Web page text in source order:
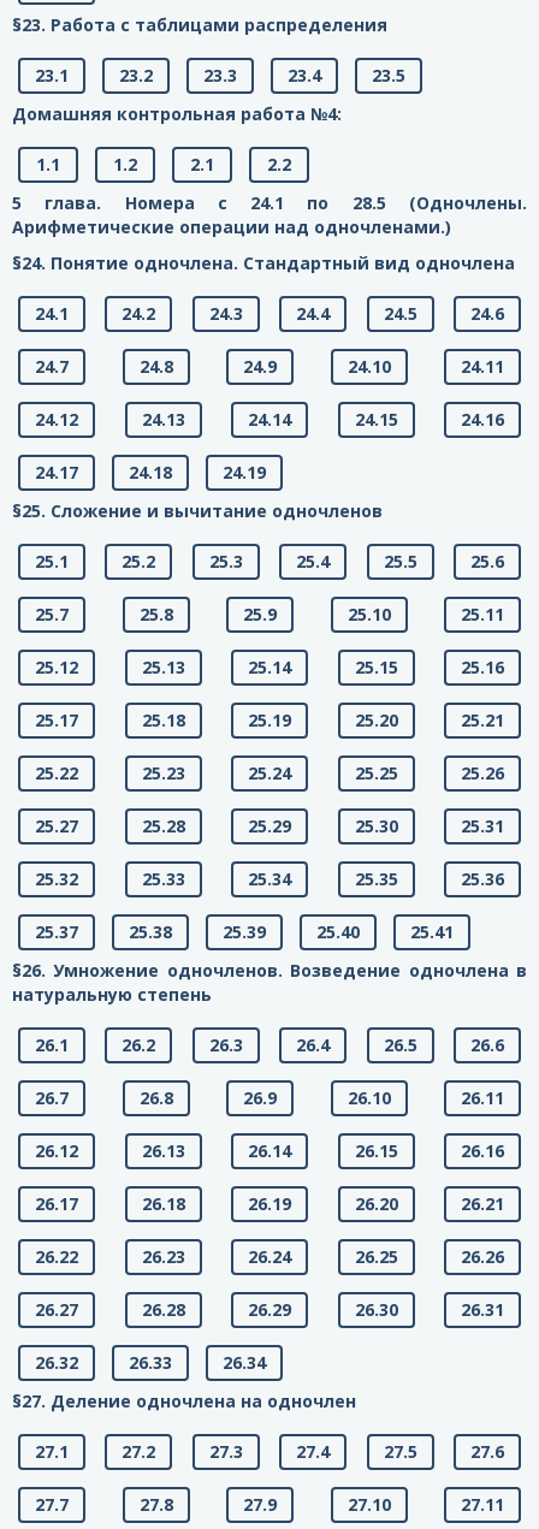
§23. Работа с таблицами распределения
23.1 23.2 23.3 23.4
23.5
Домашняя контрольная работа №4:
1.1 1.2 2.1
2.2
5 глава. Номера с 24.1 по 28.5 (Одночлены.
Арифметические операции над одночленами.)
§24. Понятие одночлена. Стандартный вид одночлена
24.1 24.2 24.3 24.4 24.5 24.6
24.7 24.8 24.9 24.10 24.11
24.12 24.13 24.14 24.15 24.16
24.17 24.18
24.19
§25. Сложение и вычитание одночленов
25.1 25.2 25.3 25.4 25.5 25.6
25.7 25.8 25.9 25.10 25.11
25.12 25.13 25.14 25.15 25.16
25.17 25.18 25.19 25.20 25.21
25.22 25.23 25.24 25.25 25.26
25.27 25.28 25.29 25.30 25.31
25.32 25.33 25.34 25.35 25.36
25.37 25.38 25.39 25.40
25.41
§26. Умножение одночленов. Возведение одночлена в
натуральную степень
26.1 26.2 26.3 26.4 26.5 26.6
26.7 26.8 26.9 26.10 26.11
26.12 26.13 26.14 26.15 26.16
26.17 26.18 26.19 26.20 26.21
26.22 26.23 26.24 26.25 26.26
26.27 26.28 26.29 26.30 26.31
26.32 26.33
26.34
§27. Деление одночлена на одночлен
27.1 27.2 27.3 27.4 27.5 27.6
27.7 27.8 27.9 27.10 27.11